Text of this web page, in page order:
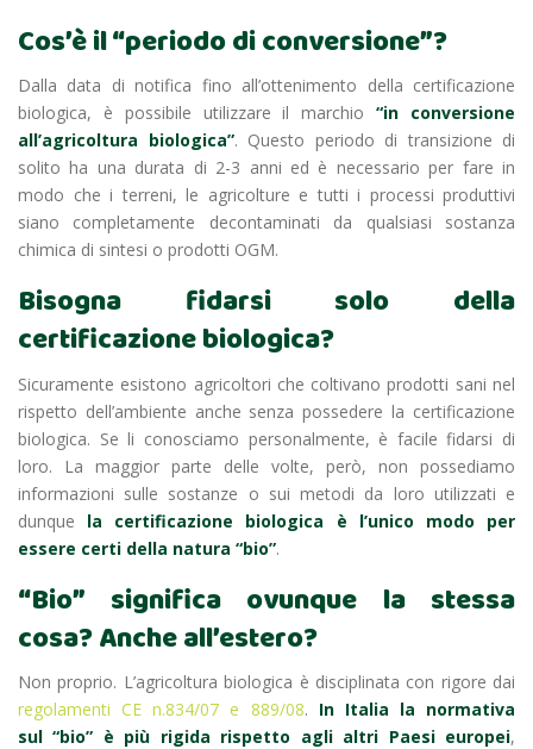
Cos’è il “periodo di conversione”?
Dalla data di notifica fino all’ottenimento della certificazione
biologica, è possibile utilizzare il marchio“in conversione
all’agricoltura biologica”. Questo periodo di transizione di
solito ha una durata di 2-3 anni ed è necessario per fare in
modo che i terreni, le agricolture e tutti i processi produttivi
siano completamente decontaminati da qualsiasi sostanza
chimica di sintesi o prodotti OGM.
Bisogna fidarsi solo della
certificazione biologica?
Sicuramente esistono agricoltori che coltivano prodotti sani nel
rispetto dell’ambiente anche senza possedere la certificazione
biologica. Se li conosciamo personalmente, è facile fidarsi di
loro. La maggior parte delle volte, però, non possediamo
informazioni sulle sostanze o sui metodi da loro utilizzati e
dunque la certificazione biologica è l’unico modo per
essere certi della natura “bio”.
“Bio” significa ovunque la stessa
cosa? Anche all’estero?
Non proprio. L’agricoltura biologica è disciplinata con rigore dai
regolamenti CE n.834/07 e 889/08. In Italia la normativa
sul “bio” è più rigida rispetto agli altri Paesi europei,